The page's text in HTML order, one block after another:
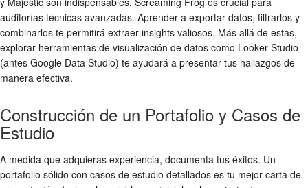
auditorías técnicas avanzadas. Aprender a exportar datos, filtrarlos y
combinarlos te permitirá extraer insights valiosos. Más allá de estas,
explorar herramientas de visualización de datos como Looker Studio
(antes Google Data Studio) te ayudará a presentar tus hallazgos de
manera efectiva.
Construcción de un Portafolio y Casos de
Estudio
A medida que adquieras experiencia, documenta tus éxitos. Un
portafolio sólido con casos de estudio detallados es tu mejor carta de